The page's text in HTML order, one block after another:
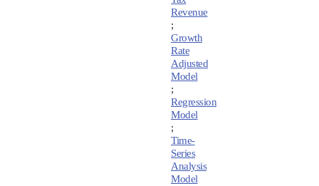
Revenue
;
Growth
Rate
Adjusted
Model
;
Regression
Model
;
Time-
Series
Analysis
Model